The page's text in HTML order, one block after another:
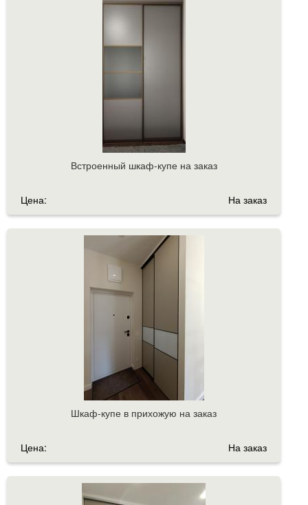
Встроенный шкаф-купе на заказ
Цена: На заказ
Шкаф-купе в прихожую на заказ
Цена: На заказ